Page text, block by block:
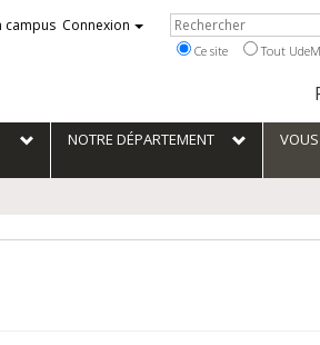
la
campus Connexion Rechercher
Ce site Tout UdeM
NOTRE DÉPARTEMENT